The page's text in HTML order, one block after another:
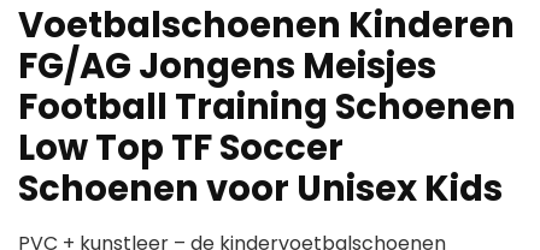
Voetbalschoenen Kinderen
FG/AG Jongens Meisjes
Football Training Schoenen
Low Top TF Soccer
Schoenen voor Unisex Kids
PVC + kunstleer – de kindervoetbalschoenen